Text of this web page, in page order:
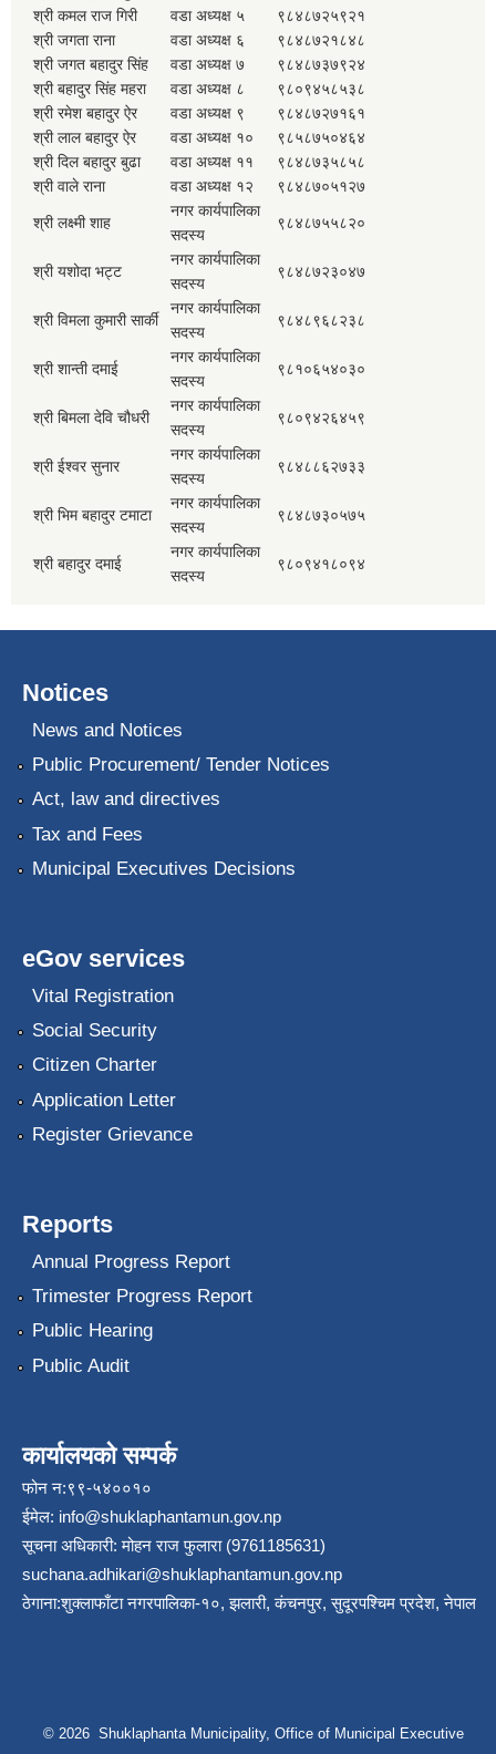
श्री कमल राज गिरी
वडा अध्यक्ष ५
९८४८७२५९२१
श्री जगता राना
वडा अध्यक्ष ६
९८४८७२१८४८
श्री जगत बहादुर सिंह
वडा अध्यक्ष ७
९८४८७३७९२४
श्री बहादुर सिंह महरा
वडा अध्यक्ष ८
९८०९४५८५३८
श्री रमेश बहादुर ऐर
वडा अध्यक्ष ९
९८४८७२७१६१
श्री लाल बहादुर ऐर
वडा अध्यक्ष १०
९८५८७५०४६४
श्री दिल बहादुर बुढा
वडा अध्यक्ष ११
९८४८७३५८५८
श्री वाले राना
वडा अध्यक्ष १२ ९८४८७०५१२७
श्री लक्ष्मी शाह
नगर कार्यपालिका
सदस्य
९८४८७५५८२०
श्री यशोदा भट्ट
नगर कार्यपालिका
सदस्य
९८४८७२३०४७
श्री विमला कुमारी सार्की
नगर कार्यपालिका
सदस्य
९८४८९६८२३८
श्री शान्ती दमाई
नगर कार्यपालिका
सदस्य
९८१०६५४०३०
श्री बिमला देवि चौधरी
नगर कार्यपालिका
सदस्य
९८०९४२६४५९
श्री ईश्वर सुनार
नगर कार्यपालिका
सदस्य
९८४८८६२७३३
श्री भिम बहादुर टमाटा
नगर कार्यपालिका
सदस्य
९८४८७३०५७५
श्री बहादुर दमाई
नगर कार्यपालिका
सदस्य
९८०९४१८०९४
Notices
News and Notices
Public Procurement/ Tender Notices
Act, law and directives
Tax and Fees
Municipal Executives Decisions
eGov services
Vital Registration
Social Security
Citizen Charter
Application Letter
Register Grievance
Reports
Annual Progress Report
Trimester Progress Report
Public Hearing
Public Audit
कार्यालयको सम्पर्क
फोन न:९९-५४००१०
ईमेल: info@shuklaphantamun.gov.np
सूचना अधिकारी: मोहन राज फुलारा (9761185631)
suchana.adhikari@shuklaphantamun.gov.np
ठेगाना:शुक्लाफाँटा नगरपालिका-१०, झलारी, कंचनपुर, सुदूरपश्चिम प्रदेश, नेपाल
© 2026 Shuklaphanta Municipality, Office of Municipal Executive